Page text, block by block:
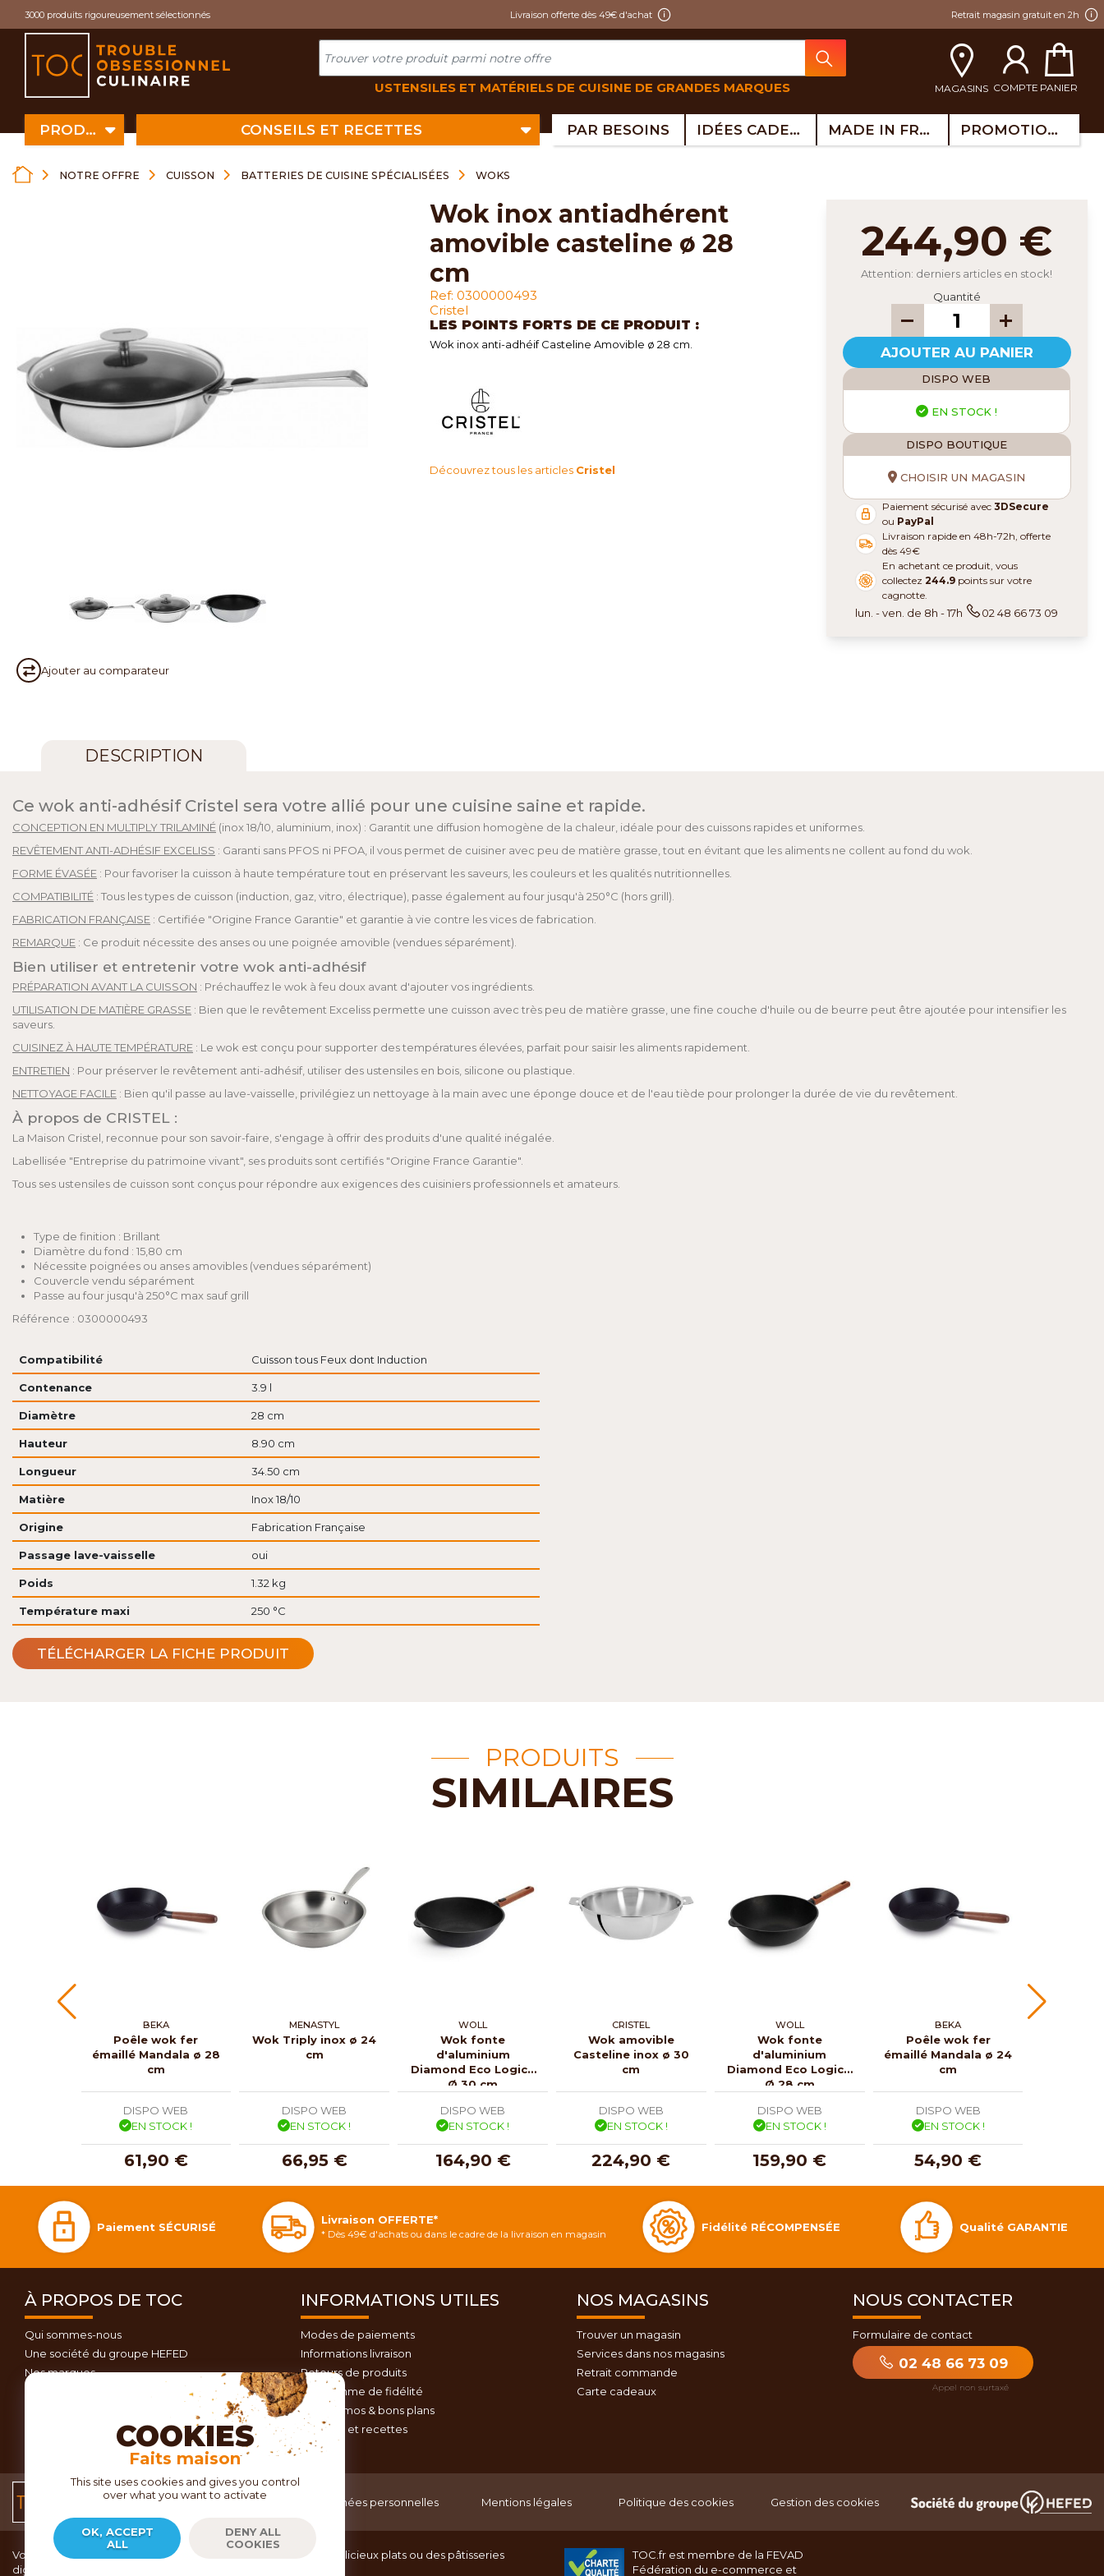
3000 produits rigoureusement sélectionnés Livraison offerte dès 49€ d'achat Retrait magasin gratuit en 2h
USTENSILES ET MATÉRIELS DE CUISINE DE GRANDES MARQUES MAGASINS COMPTE PANIER
PRODUITS CONSEILS ET RECETTES PAR BESOINS IDÉES CADEAUX MADE IN FRANCE PROMOTIONS
NOTRE OFFRE CUISSON BATTERIES DE CUISINE SPÉCIALISÉES WOKS
Ajouter au comparateur
wok inox antiadhérent
amovible casteline ø 28
cm
Ref: 0300000493
Cristel
LES POINTS FORTS DE CE PRODUIT :
Wok inox anti-adhéif Casteline Amovible ø 28 cm.
Découvrez tous les articles Cristel
244,90 €
Attention: derniers articles en stock!
Quantité
AJOUTER AU PANIER
DISPO WEB
EN STOCK !
DISPO BOUTIQUE
CHOISIR UN MAGASIN
Paiement sécurisé avec3DSecure
ou PayPal
Livraison rapide en 48h-72h, offerte
dès 49€
En achetant ce produit, vous
collectez244.9 points sur votre
cagnotte.
lun. - ven. de 8h - 17h 02 48 66 73 09
DESCRIPTION
Ce wok anti-adhésif Cristel sera votre allié pour une cuisine saine et rapide.
CONCEPTION EN MULTIPLY TRILAMINÉ (inox 18/10, aluminium, inox) : Garantit une diffusion homogène de la chaleur, idéale pour des cuissons rapides et uniformes.
REVÊTEMENT ANTI-ADHÉSIF EXCELISS : Garanti sans PFOS ni PFOA, il vous permet de cuisiner avec peu de matière grasse, tout en évitant que les aliments ne collent au fond du wok.
FORME ÉVASÉE : Pour favoriser la cuisson à haute température tout en préservant les saveurs, les couleurs et les qualités nutritionnelles.
COMPATIBILITÉ : Tous les types de cuisson (induction, gaz, vitro, électrique), passe également au four jusqu'à 250°C (hors grill).
FABRICATION FRANÇAISE : Certifiée "Origine France Garantie" et garantie à vie contre les vices de fabrication.
REMARQUE : Ce produit nécessite des anses ou une poignée amovible (vendues séparément).
Bien utiliser et entretenir votre wok anti-adhésif
PRÉPARATION AVANT LA CUISSON : Préchauffez le wok à feu doux avant d'ajouter vos ingrédients.
UTILISATION DE MATIÈRE GRASSE : Bien que le revêtement Exceliss permette une cuisson avec très peu de matière grasse, une fine couche d'huile ou de beurre peut être ajoutée pour intensifier les
saveurs.
CUISINEZ À HAUTE TEMPÉRATURE : Le wok est conçu pour supporter des températures élevées, parfait pour saisir les aliments rapidement.
ENTRETIEN : Pour préserver le revêtement anti-adhésif, utiliser des ustensiles en bois, silicone ou plastique.
NETTOYAGE FACILE : Bien qu'il passe au lave-vaisselle, privilégiez un nettoyage à la main avec une éponge douce et de l'eau tiède pour prolonger la durée de vie du revêtement.
À propos de CRISTEL :
La Maison Cristel, reconnue pour son savoir-faire, s'engage à offrir des produits d'une qualité inégalée.
Labellisée "Entreprise du patrimoine vivant", ses produits sont certifiés "Origine France Garantie".
Tous ses ustensiles de cuisson sont conçus pour répondre aux exigences des cuisiniers professionnels et amateurs.
Type de finition : Brillant
Diamètre du fond : 15,80 cm
Nécessite poignées ou anses amovibles (vendues séparément)
Couvercle vendu séparément
Passe au four jusqu'à 250°C max sauf grill
Référence : 0300000493
Compatibilité Cuisson tous Feux dont Induction
Contenance 3.9 l
Diamètre 28 cm
Hauteur 8.90 cm
Longueur 34.50 cm
Matière Inox 18/10
Origine Fabrication Française
Passage lave-vaisselle oui
Poids 1.32 kg
Température maxi 250 °C
TÉLÉCHARGER LA FICHE PRODUIT
PRODUITS
SIMILAIRES
BEKA
Poêle wok fer
émaillé Mandala ø 28
cm
DISPO WEB
EN STOCK !
61,90 €
MENASTYL
Wok Triply inox ø 24
cm
DISPO WEB
EN STOCK !
66,95 €
WOLL
Wok fonte
d'aluminium
Diamond Eco Logic -
Ø 30 cm
DISPO WEB
EN STOCK !
164,90 €
CRISTEL
Wok amovible
Casteline inox ø 30
cm
DISPO WEB
EN STOCK !
224,90 €
WOLL
Wok fonte
d'aluminium
Diamond Eco Logic -
Ø 28 cm
DISPO WEB
EN STOCK !
159,90 €
BEKA
Poêle wok fer
émaillé Mandala ø 24
cm
DISPO WEB
EN STOCK !
54,90 €
Paiement SÉCURISÉ
Livraison OFFERTE*
* Dès 49€ d'achats ou dans le cadre de la livraison en magasin
Fidélité RÉCOMPENSÉE Qualité GARANTIE
À PROPOS DE TOC
Qui sommes-nous
Une société du groupe HEFED
Nos marques
INFORMATIONS UTILES
Modes de paiements
Informations livraison
Retours de produits
Programme de fidélité
Nos promos & bons plans
Conseils et recettes
NOS MAGASINS
Trouver un magasin
Services dans nos magasins
Retrait commande
Carte cadeaux
NOUS CONTACTER
Formulaire de contact
02 48 66 73 09
Conditions générales
Données personnelles Mentions légales Politique des cookies Gestion des cookies
Vous recherchez du matériel de cuisine pour concocter de délicieux plats ou des pâtisseries
dignes d’un grand chef ?
TOC.fr est membre de la FEVAD
Fédération du e-commerce et
COOKIES
Faits maison
This site uses cookies and gives you control
over what you want to activate
OK, ACCEPT
ALL
DENY ALL
COOKIES